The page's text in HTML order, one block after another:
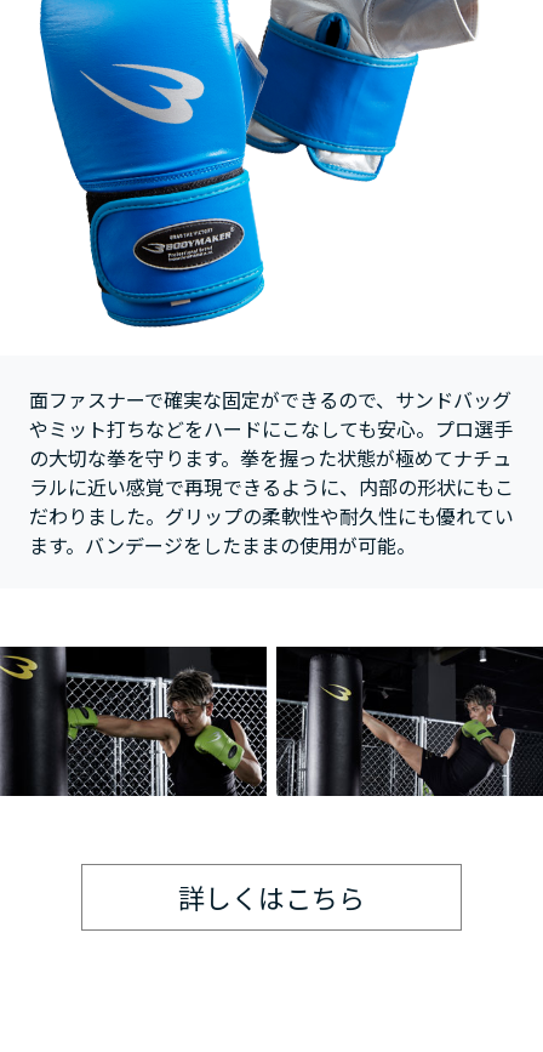
面ファスナーで確実な固定ができるので、サンドバッグ
やミット打ちなどをハードにこなしても安心。プロ選手
の大切な拳を守ります。拳を握った状態が極めてナチュ
ラルに近い感覚で再現できるように、内部の形状にもこ
だわりました。グリップの柔軟性や耐久性にも優れてい
ます。バンデージをしたままの使用が可能。
詳しくはこちら